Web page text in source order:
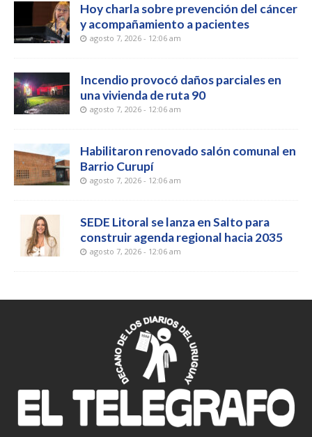
Hoy charla sobre prevención del cáncer
y acompañamiento a pacientes
agosto 7, 2026 - 12:06 am
Incendio provocó daños parciales en
una vivienda de ruta 90
agosto 7, 2026 - 12:06 am
Habilitaron renovado salón comunal en
Barrio Curupí
agosto 7, 2026 - 12:06 am
SEDE Litoral se lanza en Salto para
construir agenda regional hacia 2035
agosto 7, 2026 - 12:06 am